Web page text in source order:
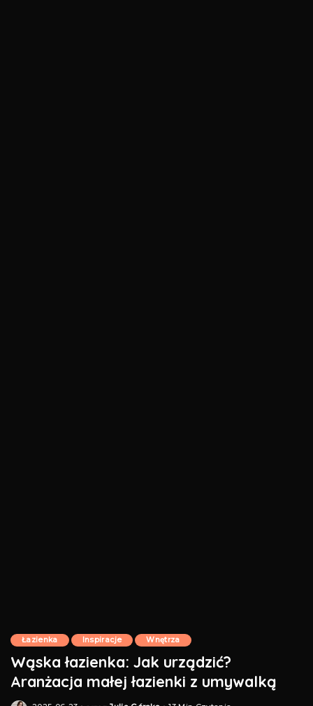
Łazienka Inspiracje Wnętrza
Wąska łazienka: Jak urządzić?
Aranżacja małej łazienki z umywalką